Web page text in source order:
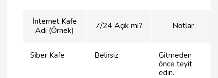
İnternet Kafe
Adı (Örnek)
7/24 Açık mı? Notlar
Siber Kafe Belirsiz
Gitmeden
önce teyit
edin.